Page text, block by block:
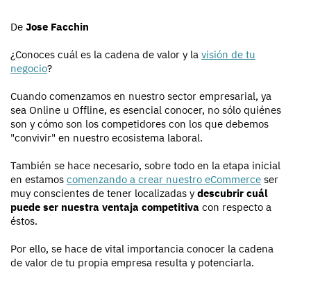
De Jose Facchin
¿Conoces cuál es la cadena de valor y la visión de tu
negocio?
Cuando comenzamos en nuestro sector empresarial, ya
sea Online u Offline, es esencial conocer, no sólo quiénes
son y cómo son los competidores con los que debemos
"convivir" en nuestro ecosistema laboral.
También se hace necesario, sobre todo en la etapa inicial
en estamos comenzando a crear nuestro eCommerce ser
muy conscientes de tener localizadas y descubrir cuál
puede ser nuestra ventaja competitiva con respecto a
éstos.
Por ello, se hace de vital importancia conocer la cadena
de valor de tu propia empresa resulta y potenciarla.